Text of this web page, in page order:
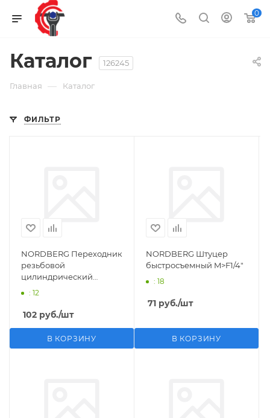
0
Каталог 126245
Главная — Каталог
ФИЛЬТР
NORDBERG Переходник
резьбовой
цилиндрический
M1/2">F1/4"
: 12
102 руб./шт
В КОРЗИНУ
NORDBERG Штуцер
быстросъемный M>F1/4"
: 18
71 руб./шт
В КОРЗИНУ